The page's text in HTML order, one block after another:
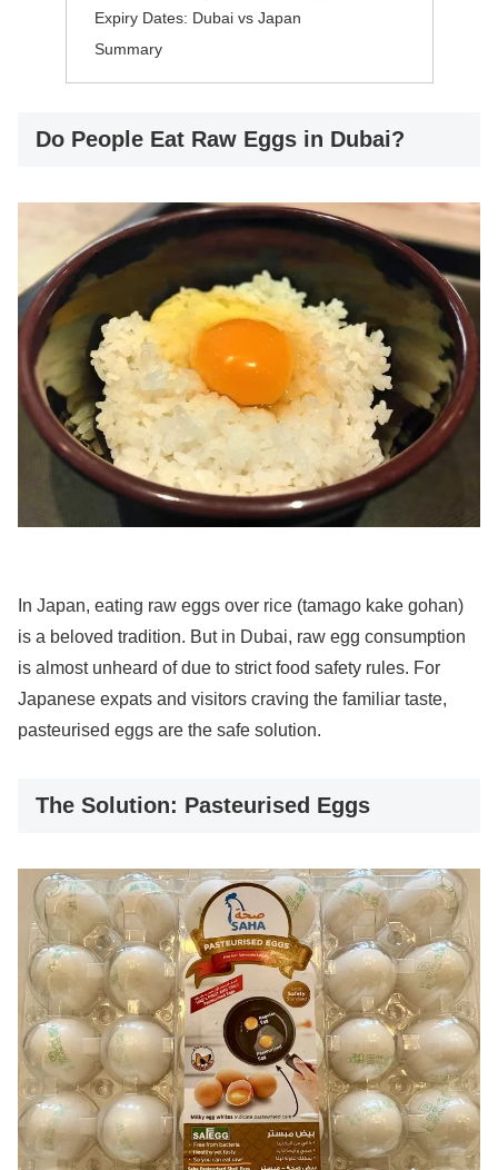
Expiry Dates: Dubai vs Japan
Summary
Do People Eat Raw Eggs in Dubai?
In Japan, eating raw eggs over rice (tamago kake gohan)
is a beloved tradition. But in Dubai, raw egg consumption
is almost unheard of due to strict food safety rules. For
Japanese expats and visitors craving the familiar taste,
pasteurised eggs are the safe solution.
The Solution: Pasteurised Eggs